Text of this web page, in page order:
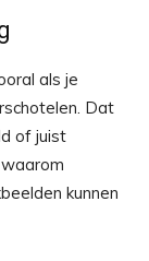
als je
Dat
of juist
kunnen